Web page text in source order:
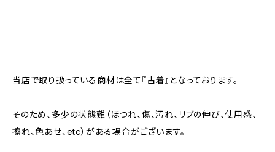
当店で取り扱っている商材は全て『古着』となっております。
そのため、多少の状態難（ほつれ、傷、汚れ、リブの伸び、使用感、
擦れ、色あせ、etc）がある場合がございます。